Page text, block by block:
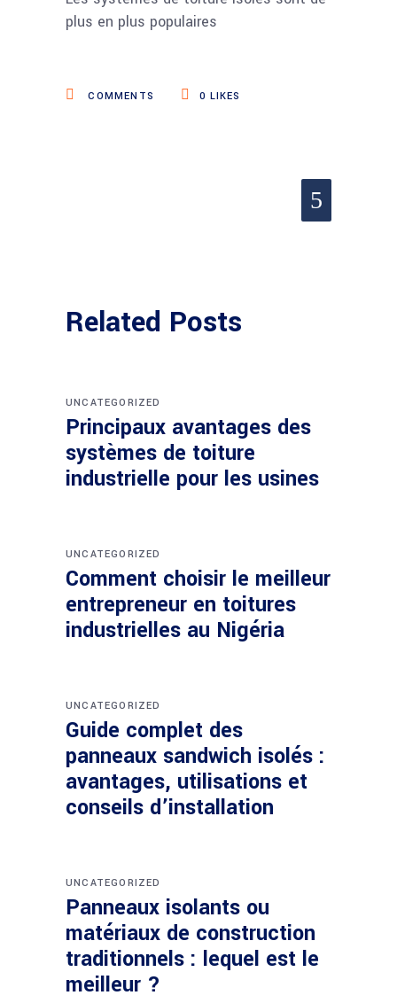
plus en plus populaires
COMMENTS 0 LIKES
Related Posts
UNCATEGORIZED
Principaux avantages des
systèmes de toiture
industrielle pour les usines
UNCATEGORIZED
Comment choisir le meilleur
entrepreneur en toitures
industrielles au Nigéria
UNCATEGORIZED
Guide complet des
panneaux sandwich isolés :
avantages, utilisations et
conseils d’installation
UNCATEGORIZED
Panneaux isolants ou
matériaux de construction
traditionnels : lequel est le
meilleur ?